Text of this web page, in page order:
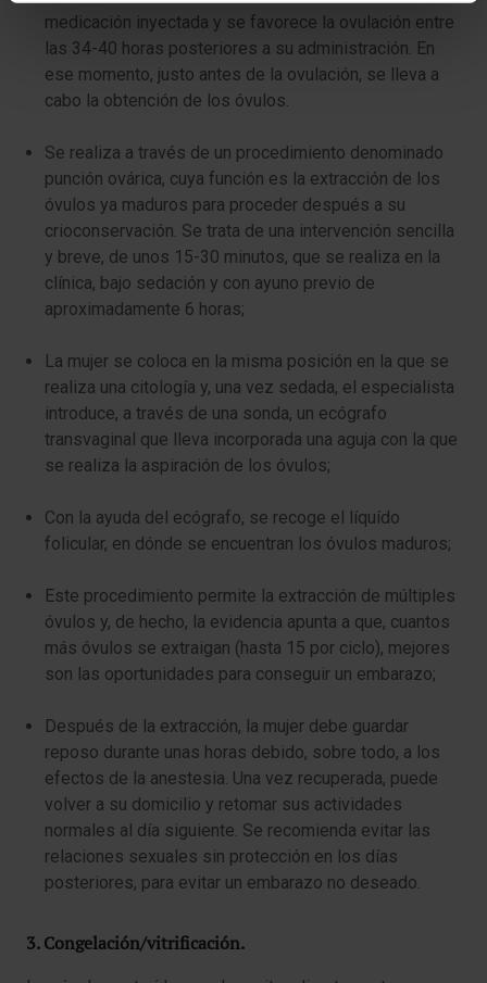
medicación inyectada y se favorece la ovulación entre
las 34-40 horas posteriores a su administración. En
ese momento, justo antes de la ovulación, se lleva a
cabo la obtención de los óvulos.
Se realiza a través de un procedimiento denominado
punción ovárica, cuya función es la extracción de los
óvulos ya maduros para proceder después a su
crioconservación. Se trata de una intervención sencilla
y breve, de unos 15-30 minutos, que se realiza en la
clínica, bajo sedación y con ayuno previo de
aproximadamente 6 horas;
La mujer se coloca en la misma posición en la que se
realiza una citología y, una vez sedada, el especialista
introduce, a través de una sonda, un ecógrafo
transvaginal que lleva incorporada una aguja con la que
se realiza la aspiración de los óvulos;
Con la ayuda del ecógrafo, se recoge el líquído
folicular, en dónde se encuentran los óvulos maduros;
Este procedimiento permite la extracción de múltiples
óvulos y, de hecho, la evidencia apunta a que, cuantos
más óvulos se extraigan (hasta 15 por ciclo), mejores
son las oportunidades para conseguir un embarazo;
Después de la extracción, la mujer debe guardar
reposo durante unas horas debido, sobre todo, a los
efectos de la anestesia. Una vez recuperada, puede
volver a su domicilio y retomar sus actividades
normales al día siguiente. Se recomienda evitar las
relaciones sexuales sin protección en los días
posteriores, para evitar un embarazo no deseado.
3. Congelación/vitrificación.